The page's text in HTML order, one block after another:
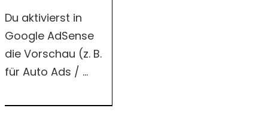
Du aktivierst in
Google AdSense
die Vorschau (z. B.
für Auto Ads / ...